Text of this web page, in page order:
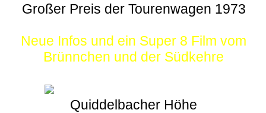
Großer Preis der Tourenwagen 1973
Neue Infos und ein Super 8 Film vom
Brünnchen und der Südkehre
Quiddelbacher Höhe